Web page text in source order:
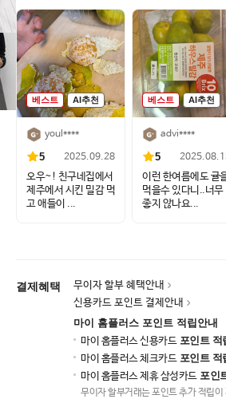
베스트 AI추천
youl****
5 2025.09.28
오우~! 친구네집에서
제주에서 시킨 밀감 먹
고 애들이 ...
베스트 AI추천
advi****
5
이런 한여름에도 귤
먹을수 있다니..너무
좋지 않나요...
결제혜택
무이자 할부 혜택안내
신용카드 포인트 결제안내
마이 홈플러스 포인트 적립안내
마이 홈플러스 신용카드포인트 적
마이 홈플러스 체크카드포인트 적
마이 홈플러스 제휴 삼성카드포인
무이자 할부거래는 포인트 추가 적립이